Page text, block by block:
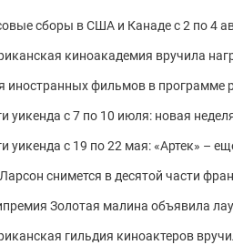
сборы в США и Канаде с 2 по 4
киноакадемия вручила
иностранных фильмов в программе
уикенда с 7 по 10 июля: новая
уикенда с 19 по 22 мая: «Артек» –
снимется в десятой части
Золотая малина объявила
гильдия киноактеров